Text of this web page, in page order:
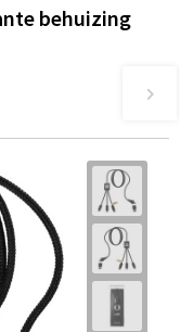
behuizing